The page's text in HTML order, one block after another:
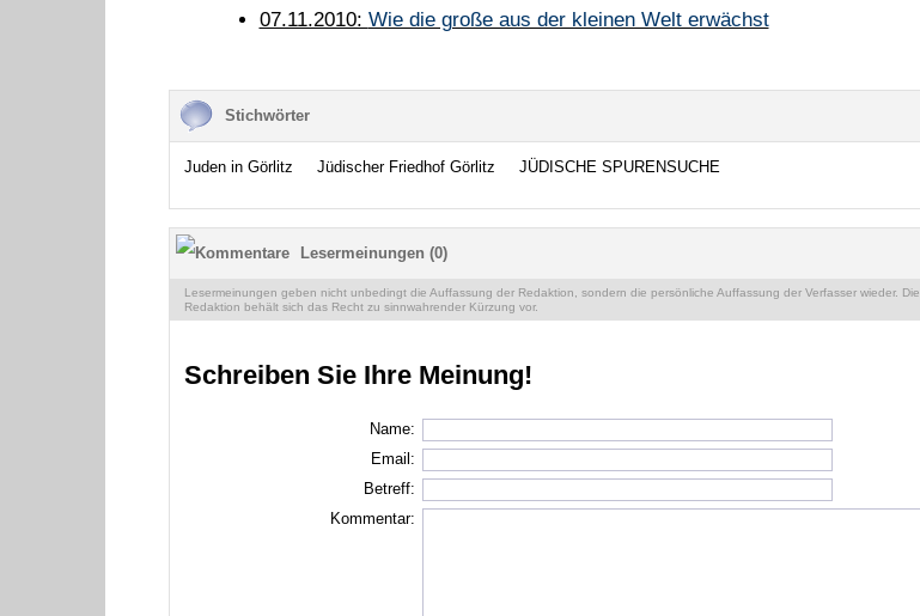
07.11.2010: Wie die große aus der kleinen Welt erwächst
Stichwörter
Juden in Görlitz Jüdischer Friedhof Görlitz JÜDISCHE SPURENSUCHE
Lesermeinungen (0)
Lesermeinungen geben nicht unbedingt die Auffassung der Redaktion, sondern die persönliche Auffassung der Verfasser wieder. Die
Redaktion behält sich das Recht zu sinnwahrender Kürzung vor.
Schreiben Sie Ihre Meinung!
Name:
Email:
Betreff:
Kommentar: